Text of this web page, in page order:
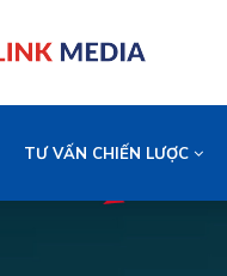
TƯ VẤN CHIẾN LƯỢC